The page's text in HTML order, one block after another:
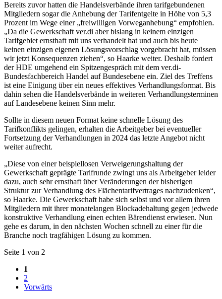
Bereits zuvor hatten die Handelsverbände ihren tarifgebundenen
Mitgliedern sogar die Anhebung der Tarifentgelte in Höhe von 5,3
Prozent im Wege einer „freiwilligen Vorweganhebung“ empfohlen.
„Da die Gewerkschaft ver.di aber bislang in keinem einzigen
Tarifgebiet ernsthaft mit uns verhandelt hat und auch bis heute
keinen einzigen eigenen Lösungsvorschlag vorgebracht hat, müssen
wir jetzt Konsequenzen ziehen“, so Haarke weiter. Deshalb fordert
der HDE umgehend ein Spitzengespräch mit dem ver.di-
Bundesfachbereich Handel auf Bundesebene ein. Ziel des Treffens
ist eine Einigung über ein neues effektives Verhandlungsformat. Bis
dahin sehen die Handelsverbände in weiteren Verhandlungsterminen
auf Landesebene keinen Sinn mehr.
Sollte in diesem neuen Format keine schnelle Lösung des
Tarifkonflikts gelingen, erhalten die Arbeitgeber bei eventueller
Fortsetzung der Verhandlungen in 2024 das letzte Angebot nicht
weiter aufrecht.
„Diese von einer beispiellosen Verweigerungshaltung der
Gewerkschaft geprägte Tarifrunde zwingt uns als Arbeitgeber leider
dazu, auch sehr ernsthaft über Veränderungen der bisherigen
Struktur zur Verhandlung des Flächentarifvertrages nachzudenken“,
so Haarke. Die Gewerkschaft habe sich selbst und vor allem ihren
Mitgliedern mit ihrer monatelangen Blockadehaltung gegen jedwede
konstruktive Verhandlung einen echten Bärendienst erwiesen. Nun
gehe es darum, in den nächsten Wochen schnell zu einer für die
Branche noch tragfähigen Lösung zu kommen.
Seite 1 von 2
1
2
Vorwärts